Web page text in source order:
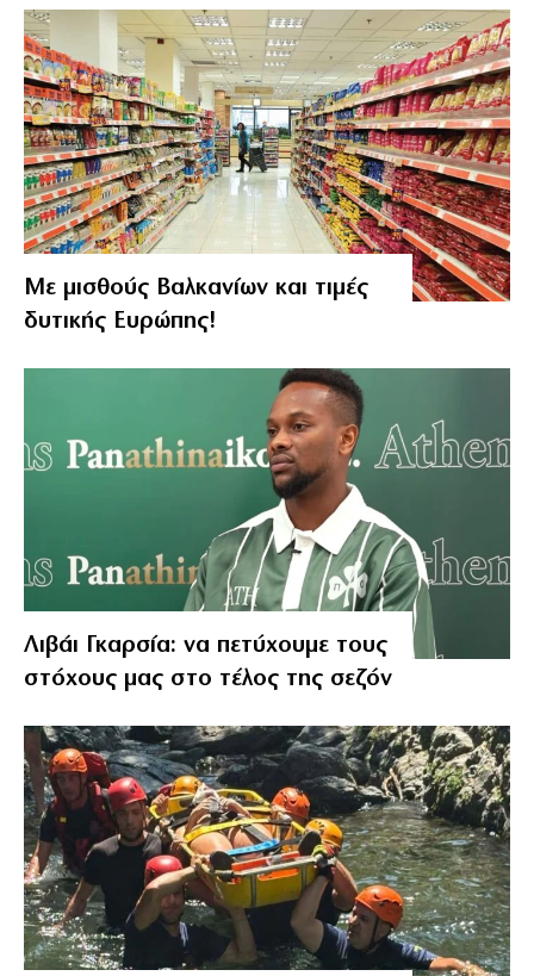
Με μισθούς Βαλκανίων και τιμές
δυτικής Ευρώπης!
Λιβάι Γκαρσία: να πετύχουμε τους
στόχους μας στο τέλος της σεζόν